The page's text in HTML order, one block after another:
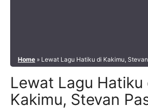
Home » Lewat Lagu Hatiku di Kakimu,
Hatinya
Lewat Lagu Hatiku
Kakimu, Stevan